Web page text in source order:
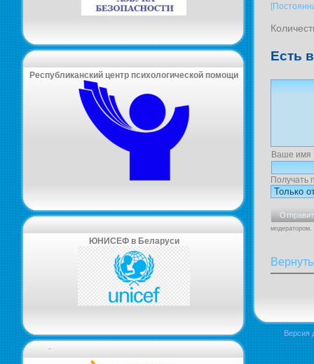
Республиканский центр психологической помощи
ЮНИСЕФ в Беларуси
-
Есть
Ваше имя
Получать
модератором.
Версия